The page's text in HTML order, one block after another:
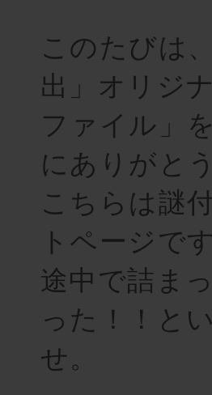
このたびは
出」オリジ
ファイル」
にありがと
こちらは謎
トページです
途中で詰ま
った！！と
せ。